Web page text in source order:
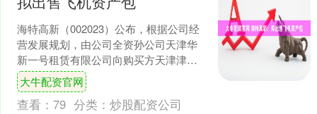
海特高新（002023）公布，根据公司经
营发展规划，由公司全资孙公司天津华
新一号租赁有限公司向购买方天津津瑞
租赁有限公司出售1架B737-800飞机；由
公司全资....
大牛配资官网
查看： 79 分类： 炒股配资公司